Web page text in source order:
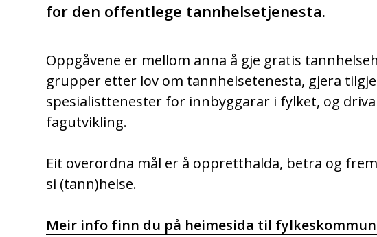
for den offentlege tannhelsetjenesta.
Oppgåvene er mellom anna å gje gratis
grupper etter lov om tannhelsetenesta, gjera
spesialisttenester for innbyggarar i fylket, og
fagutvikling.
Eit overordna mål er å oppretthalda, betra og
si (tann)helse.
Meir info finn du på heimesida til